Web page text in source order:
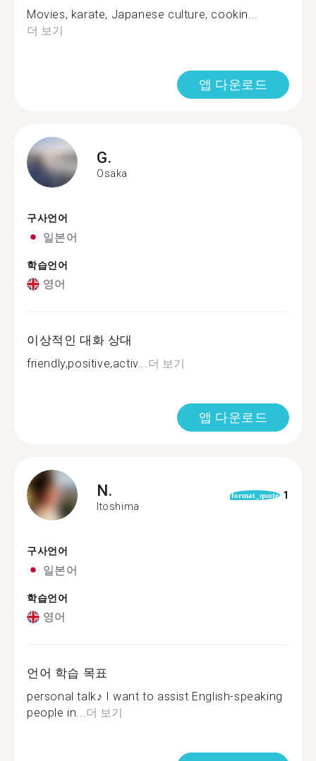
Movies, karate, Japanese culture, cookin...
더 보기
앱 다운로드
G.
Osaka
구사언어
일본어
학습언어
영어
이상적인 대화 상대
friendly,positive,activ...더 보기
앱 다운로드
N.
Itoshima
format_quote 1
구사언어
일본어
학습언어
영어
언어 학습 목표
personal talk♪ I want to assist English-speaking
people in...더 보기